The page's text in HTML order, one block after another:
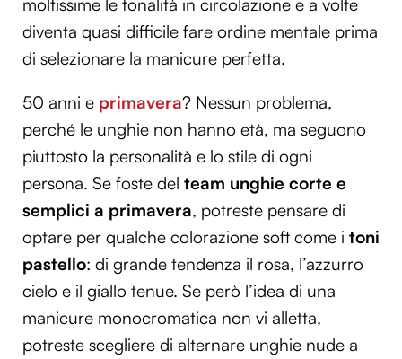
diventa quasi difficile fare ordine mentale prima
di selezionare la manicure perfetta.
50 anni e primavera? Nessun problema,
perché le unghie non hanno età, ma seguono
piuttosto la personalità e lo stile di ogni
persona. Se foste del team unghie corte e
semplici a primavera, potreste pensare di
optare per qualche colorazione soft come i toni
pastello: di grande tendenza il rosa, l’azzurro
cielo e il giallo tenue. Se però l’idea di una
manicure monocromatica non vi alletta,
potreste scegliere di alternare unghie nude a